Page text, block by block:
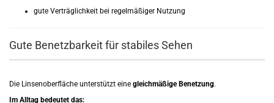
gute Verträglichkeit bei regelmäßiger Nutzung
Gute Benetzbarkeit für stabiles Sehen
Die Linsenoberfläche unterstützt eine gleichmäßige Benetzung.
Im Alltag bedeutet das: